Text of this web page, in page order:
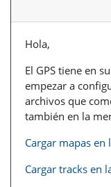
Hola,
El GPS tiene en
empezar a
archivos que
también en la
Cargar mapas
Cargar tracks en